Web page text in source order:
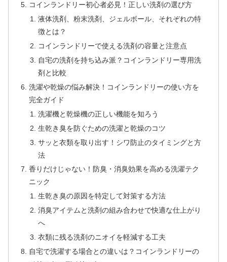
コインランドリー初心者必見！正しい洗剤の選び方
液体洗剤、粉末洗剤、ジェルボール、それぞれの特
徴とは？
コインランドリーで使える洗剤の容量と注意点
自宅の洗剤を持ち込み派？コインランドリー専用洗
剤と比較
洗濯や乾燥の悩み解決！コインランドリーの使い方を
完全ガイド
洗濯機と乾燥機の正しい機能を知ろう
生乾き臭を防ぐための洗濯と乾燥のコツ
サッと衣類を取り出す！シワ防止のタイミングと方
法
香りだけじゃない！防臭・消臭効果を高める洗濯テク
ニック
生乾き臭の原因を特定して対策する方法
消臭アイテムと洗剤の組み合わせで快適な仕上がり
へ
衣類に残る洗剤のニオイを軽減する工夫
自宅で洗濯する場合との違いは？コインランドリーの